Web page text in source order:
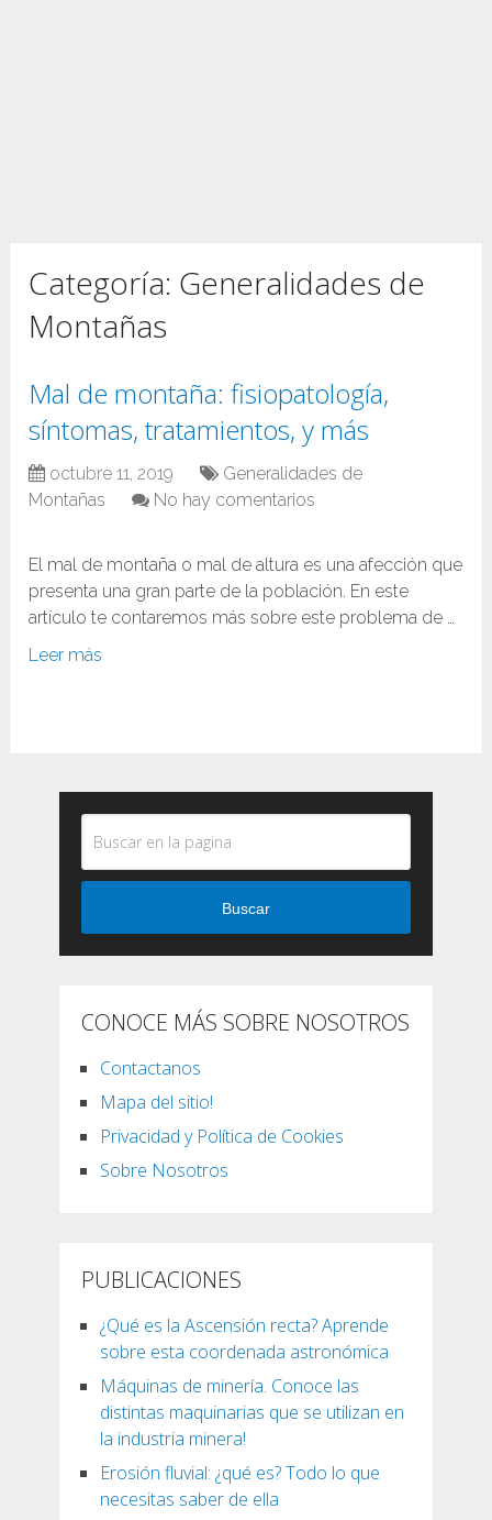
Categoría: Generalidades de
Montañas
Mal de montaña: fisiopatología,
síntomas, tratamientos, y más
octubre 11, 2019
Generalidades de
Montañas
No hay comentarios
El mal de montaña o mal de altura es una afección que
presenta una gran parte de la población. En este
artículo te contaremos más sobre este problema de …
Leer más
Buscar
CONOCE MÁS SOBRE NOSOTROS
Contactanos
Mapa del sitio!
Privacidad y Política de Cookies
Sobre Nosotros
PUBLICACIONES
¿Qué es la Ascensión recta? Aprende
sobre esta coordenada astronómica
Máquinas de minería. Conoce las
distintas maquinarias que se utilizan en
la industria minera!
Erosión fluvial: ¿qué es? Todo lo que
necesitas saber de ella